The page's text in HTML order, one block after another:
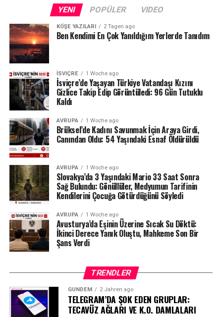
des Brenets de son derece düşük su seviyeleriyle karşı
karşıya.
24 Temmuz ölçümlerinde göl seviyesi denizden 742,13
metre, çıkıştaki su debisi ise yalnızca saniyede 1,2
metreküp olarak kaydedildi. Su seviyesinin düşmesi
nedeniyle göldeki tekne seferleri de durduruldu.
Lac des Brenets daha önce de uzun kuraklık
dönemlerinde benzer sorunlar yaşamış, özellikle 2022
yazında su seviyesi ciddi şekilde gerilemişti.
Ren Şelalesi’ndeki son durum ise İsviçre’de devam eden
yağış eksikliğinin nehir ve göller üzerindeki etkisini
gözler önüne seriyor.
Kaynak: BAFU / BRK News
YENI POPÜLER VIDEO
KÖŞE YAZILARI 2 Tagen ago
Ben Kendimi En Çok Yanıldığım Yerlerde Tanıdım
İSVIÇRE 1 Woche ago
İsviçre’de Yaşayan Türkiye Vatandaşı Kızını
Gizlice Takip Edip Görüntüledi: 96 Gün Tutuklu
Kaldı
AVRUPA 1 Woche ago
Brüksel’de Kadını Savunmak İçin Araya Girdi,
Canından Oldu: 54 Yaşındaki Esnaf Öldürüldü
AVRUPA 1 Woche ago
Slovakya’da 3 Yaşındaki Mario 33 Saat Sonra
Sağ Bulundu: Gönüllüler, Medyumun Tarifinin
Kendilerini Çocuğa Götürdüğünü Söyledi
AVRUPA 1 Woche ago
Avusturya’da Eşinin Üzerine Sıcak Su Döktü:
İkinci Derece Yanık Oluştu, Mahkeme Son Bir
Şans Verdi
TRENDLER
GÜNDEM 2 Jahren ago
TELEGRAM’DA ŞOK EDEN GRUPLAR:
TECAVÜZ AĞLARI VE K.O. DAMLALARI